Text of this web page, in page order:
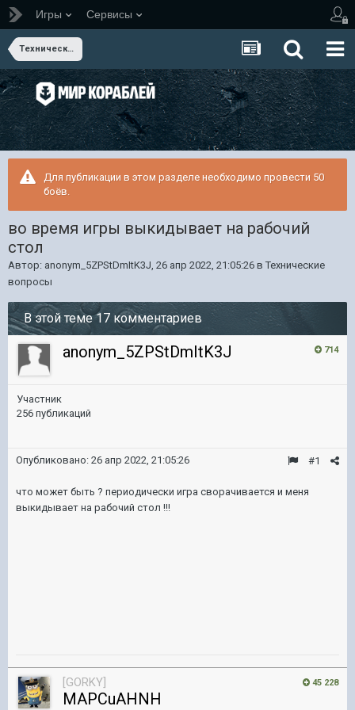
Игры Сервисы
Технические вопросы
Для публикации в этом разделе необходимо провести 50
боёв.
во время игры выкидывает на рабочий
стол
Автор: anonym_5ZPStDmItK3J, 26 апр 2022, 21:05:26 в Технические
вопросы
В этой теме 17 комментариев
714
anonym_5ZPStDmItK3J
Участник
256 публикаций
#1
Опубликовано: 26 апр 2022, 21:05:26
что может быть ? периодически игра сворачивается и меня
выкидывает на рабочий стол !!!
45 228
[GORKY]
MAPCuAHNH